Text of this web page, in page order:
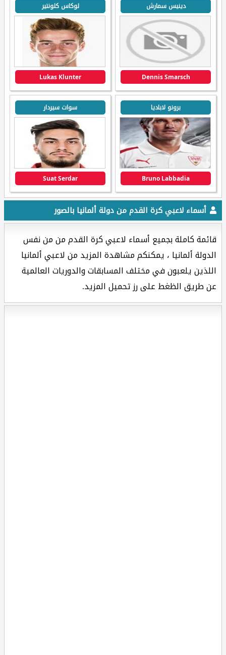
دينيس سمارش
Dennis Smarsch
لوكاس كلونتير
Lukas Klunter
برونو لاباديا
Bruno Labbadia
سوات سيردار
Suat Serdar
أسماء لاعبي كرة القدم من دولة ألمانيا بالصور
قائمة كاملة بجميع أسماء لاعبي كرة القدم من من نفس
الدولة ألمانيا ، يمكنكم مشاهدة المزيد من لاعبي ألمانيا
اللذين يلعبون في مختلف المسابقات والدوريات العالمية
عن طريق الظغط على رز تحميل المزيد.